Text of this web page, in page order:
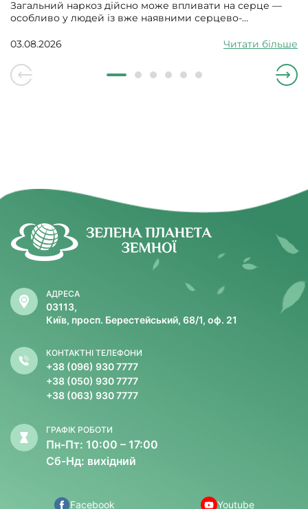
Загальний наркоз дійсно може впливати на серце —
особливо у людей із вже наявними серцево-
серцевого ритму, гіпотонію, зменшити силу скорочень
03.08.2026 Читати більше
АДРЕСА
03113,
Київ, просп. Берестейський, 68/1, оф. 21
КОНТАКТНІ ТЕЛЕФОНИ
+38 (096) 930 7777
+38 (050) 930 7777
+38 (063) 930 7777
ГРАФІК РОБОТИ
Пн-Пт: 10:00 – 17:00
Сб-Нд: вихідний
Facebook Youtube